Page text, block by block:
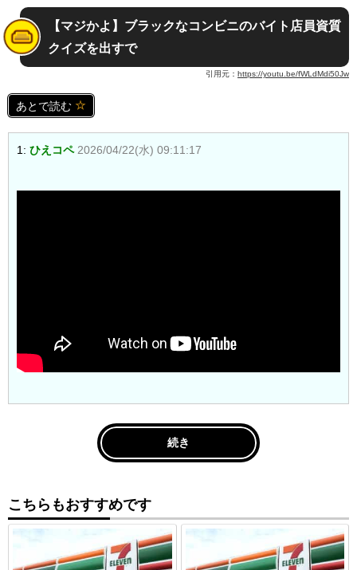
【マジかよ】ブラックなコンビニのバイト店員資質
クイズを出すで
引用元： https://youtu.be/fWLdMdi50Jw
あとで読む
1: ひえコペ 2026/04/22(水) 09:11:17
続き
こちらもおすすめです